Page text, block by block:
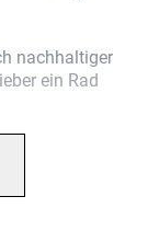
nachhaltiger
ein Rad
bewegst
zu